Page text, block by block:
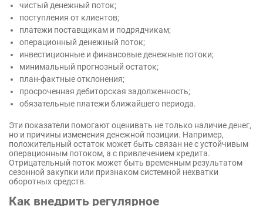
чистый денежный поток;
поступления от клиентов;
платежи поставщикам и подрядчикам;
операционный денежный поток;
инвестиционные и финансовые денежные потоки;
минимальный прогнозный остаток;
план-фактные отклонения;
просроченная дебиторская задолженность;
обязательные платежи ближайшего периода.
Эти показатели помогают оценивать не только наличие денег,
но и причины изменения денежной позиции. Например,
положительный остаток может быть связан не с устойчивым
операционным потоком, а с привлечением кредита.
Отрицательный поток может быть временным результатом
сезонной закупки или признаком системной нехватки
оборотных средств.
Как внедрить регулярное